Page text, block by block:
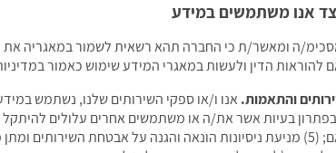
ה ומאשר/ת כי החברה תהא רשאית לשמור במאגריה את
להוראות הדין ולעשות במאגרי המידע שימוש כאמור